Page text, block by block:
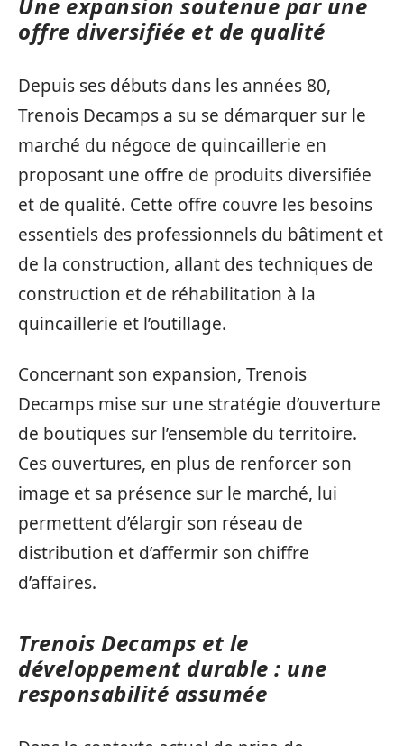
offre diversifiée et de qualité
Depuis ses débuts dans les années 80,
Trenois Decamps a su se démarquer sur le
marché du négoce de quincaillerie en
proposant une offre de produits diversifiée
et de qualité. Cette offre couvre les besoins
essentiels des professionnels du bâtiment et
de la construction, allant des techniques de
construction et de réhabilitation à la
quincaillerie et l’outillage.
Concernant son expansion, Trenois
Decamps mise sur une stratégie d’ouverture
de boutiques sur l’ensemble du territoire.
Ces ouvertures, en plus de renforcer son
image et sa présence sur le marché, lui
permettent d’élargir son réseau de
distribution et d’affermir son chiffre
d’affaires.
Trenois Decamps et le
développement durable : une
responsabilité assumée